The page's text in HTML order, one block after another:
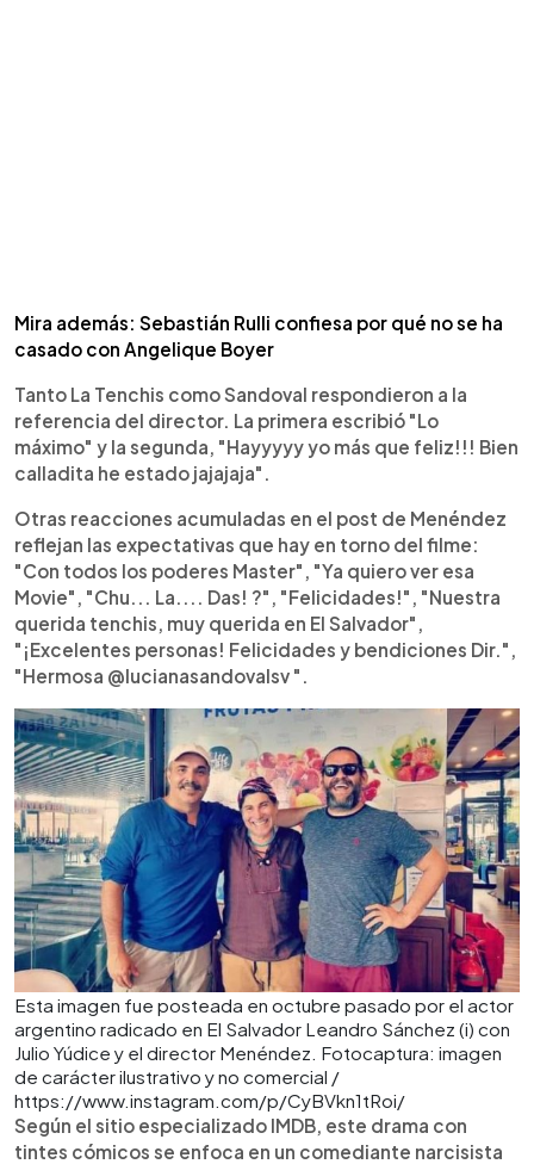
Mira además: Sebastián Rulli confiesa por qué no se ha
casado con Angelique Boyer
Tanto La Tenchis como Sandoval respondieron a la
referencia del director. La primera escribió "Lo
máximo" y la segunda, "Hayyyyy yo más que feliz!!! Bien
calladita he estado jajajaja".
Otras reacciones acumuladas en el post de Menéndez
reflejan las expectativas que hay en torno del filme:
"Con todos los poderes Master", "Ya quiero ver esa
Movie", "Chu... La.... Das! ?", "Felicidades!", "Nuestra
querida tenchis, muy querida en El Salvador",
"¡Excelentes personas! Felicidades y bendiciones Dir.",
"Hermosa @lucianasandovalsv ".
Esta imagen fue posteada en octubre pasado por el actor
argentino radicado en El Salvador Leandro Sánchez (i) con
Julio Yúdice y el director Menéndez. Fotocaptura: imagen
de carácter ilustrativo y no comercial /
https://www.instagram.com/p/CyBVkn1tRoi/
Según el sitio especializado IMDB, este drama con
tintes cómicos se enfoca en un comediante narcisista